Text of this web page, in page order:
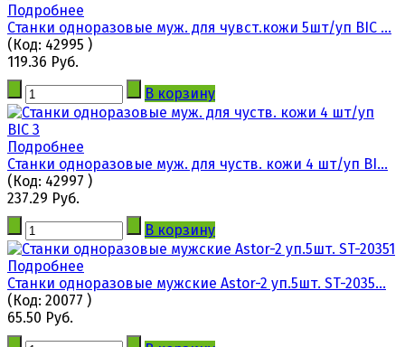
Подробнее
Станки одноразовые муж. для чувст.кожи 5шт/уп BIC ...
(Код: 42995 )
119.36 Руб.
В корзину
Подробнее
Станки одноразовые муж. для чуств. кожи 4 шт/уп BI...
(Код: 42997 )
237.29 Руб.
В корзину
Подробнее
Станки одноразовые мужские Astor-2 уп.5шт. ST-2035...
(Код: 20077 )
65.50 Руб.